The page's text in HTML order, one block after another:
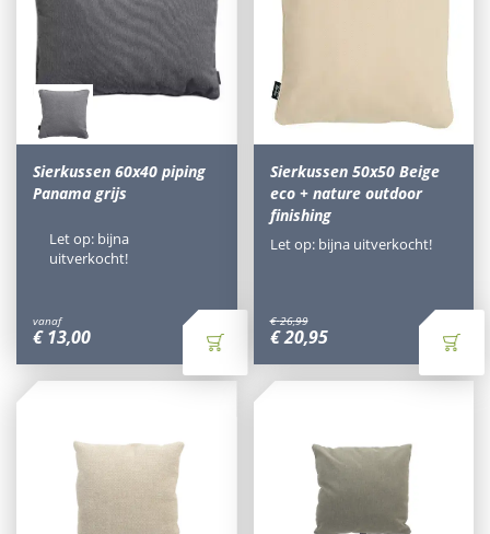
Sierkussen 60x40 piping
Panama grijs
vanaf
€ 13,00
Let op: bijna
uitverkocht!
Sierkussen 50x50 Beige
eco + nature outdoor
finishing
€ 26,99
€20,95
Let op: bijna uitverkocht!